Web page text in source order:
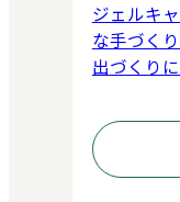
ジェルキ
な手づく
出づくり